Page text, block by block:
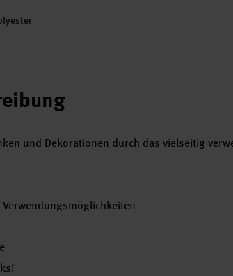
und Dekorationen durch das vielseitig